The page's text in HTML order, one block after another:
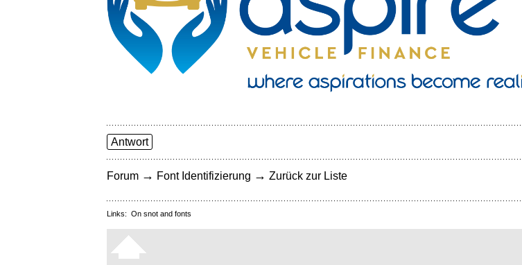
Antwort
Forum → Font Identifizierung → Zurück zur Liste
Links: On snot and fonts